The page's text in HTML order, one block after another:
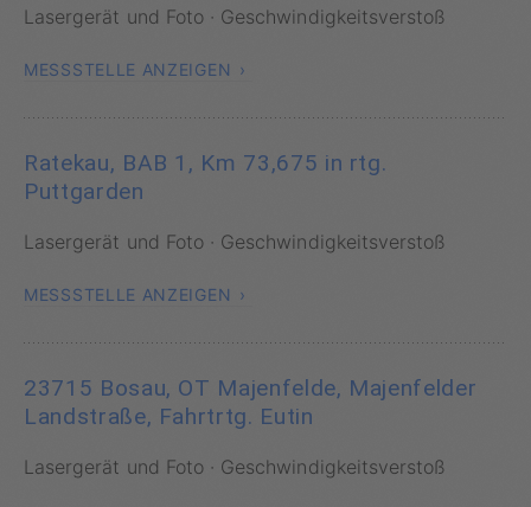
Lasergerät und Foto · Geschwindigkeitsverstoß
MESSSTELLE ANZEIGEN
Ratekau, BAB 1, Km 73,675 in rtg.
Puttgarden
Lasergerät und Foto · Geschwindigkeitsverstoß
MESSSTELLE ANZEIGEN
23715 Bosau, OT Majenfelde, Majenfelder
Landstraße, Fahrtrtg. Eutin
Lasergerät und Foto · Geschwindigkeitsverstoß